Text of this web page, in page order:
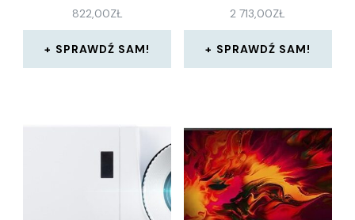
822,00ZŁ
SPRAWDŹ SAM!
2 713,00ZŁ
SPRAWDŹ SAM!